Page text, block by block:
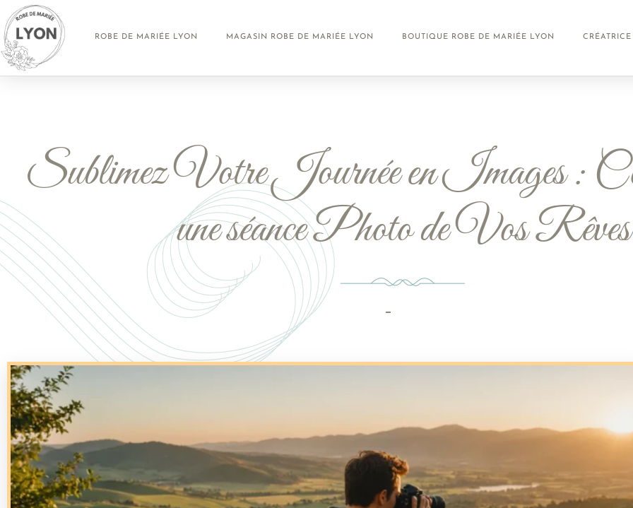
ROBE DE MARIÉE LYON MAGASIN ROBE DE MARIÉE LYON BOUTIQUE ROBE DE MARIÉE LYON
Sublimez Votre Journée en Images :
une séance Photo de Vos Rêves
Juillet 17, 2024